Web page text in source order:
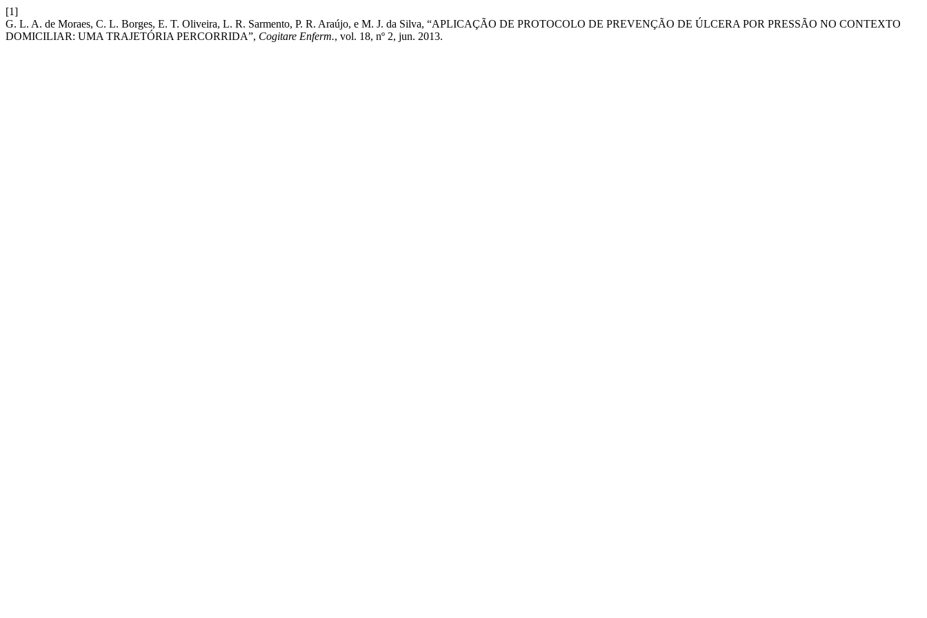
[1]
G. L. A. de Moraes, C. L. Borges, E. T. Oliveira, L. R. Sarmento, P. R. Araújo, e M. J. da Silva, “APLICAÇÃO DE PROTOCOLO DE PREVENÇÃO DE ÚLCERA POR PRESSÃO NO CONTEXTO
DOMICILIAR: UMA TRAJETÓRIA PERCORRIDA”, Cogitare Enferm., vol. 18, nº 2, jun. 2013.